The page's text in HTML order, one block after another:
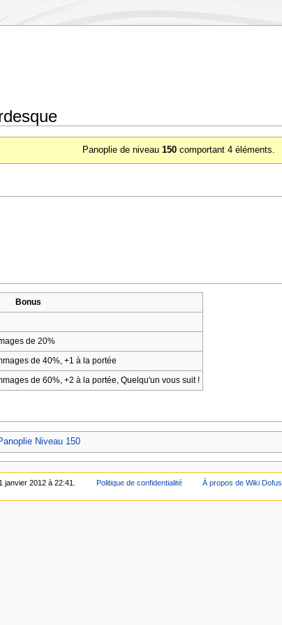
Panoplie de niveau150 comportant 4 éléments.
Bonus
de 20%
de 40%, +1 à la portée
de 60%, +2 à la portée, Quelqu'un vous suit !
Niveau 150
2012 à 22:41. Politique de confidentialité À propos de Wiki Dofus